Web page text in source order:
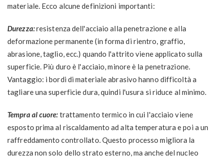
materiale. Ecco alcune definizioni importanti:
Durezza:resistenza dell'acciaio alla penetrazione e alla
deformazione permanente (in forma di rientro, graffio,
abrasione, taglio, ecc.) quando l'attrito viene applicato sulla
superficie. Più duro è l'acciaio, minore è la penetrazione.
Vantaggio: i bordi di materiale abrasivo hanno difficoltà a
tagliare una superficie dura, quindi l'usura si riduce al minimo.
Tempra al cuore:trattamento termico in cui l'acciaio viene
esposto prima al riscaldamento ad alta temperatura e poi a un
raffreddamento controllato. Questo processo migliora la
durezza non solo dello strato esterno, ma anche del nucleo